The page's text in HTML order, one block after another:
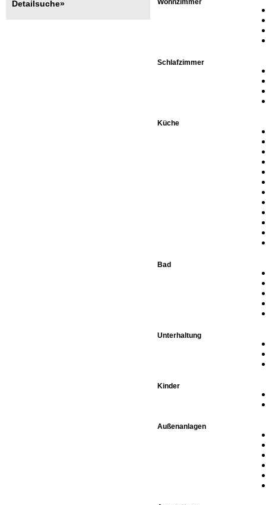
Detailsuche» Wohnzimmer
Schlafzimmer
Küche
Bad
Unterhaltung
Kinder
Außenanlagen